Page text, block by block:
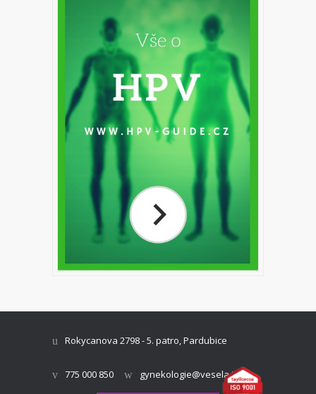
Rokycanova 2798 - 5. patro, Pardubice
775 000 850 gynekologie@vesela.info